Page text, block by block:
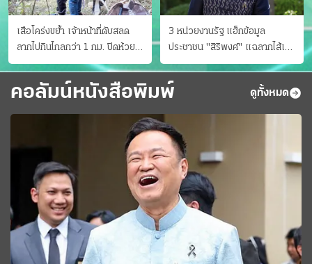
เสือโคร่งขย้ำ เจ้าหน้าที่ดับสลด
ลากไปกินไกลกว่า 1 กม. ปิดห้วย
ขาแข้งชั่วคราว
3 หน่วยงานรัฐ แฮ็กข้อมูล
ประชาชน "สิริพงศ์" แฉลากไส้เอง
"หนู" กอด "หนิม" สยบลือ
คอลัมน์หนังสือพิมพ์ ดูทั้งหมด